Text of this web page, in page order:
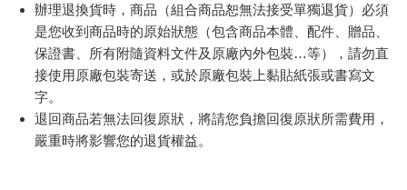
辦理退換貨時，商品（組合商品恕無法接受單獨退貨）必須
是您收到商品時的原始狀態（包含商品本體、配件、贈品、
保證書、所有附隨資料文件及原廠內外包裝…等），請勿直
接使用原廠包裝寄送，或於原廠包裝上黏貼紙張或書寫文
字。
退回商品若無法回復原狀，將請您負擔回復原狀所需費用，
嚴重時將影響您的退貨權益。